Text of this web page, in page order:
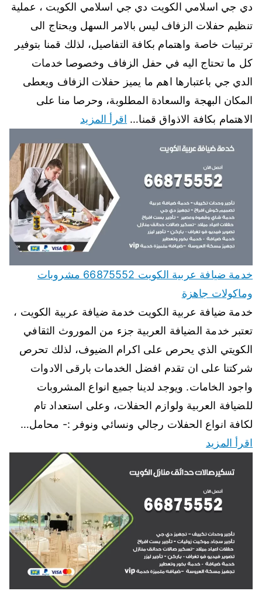
دي جي اسلامي الكويت دي جي اسلامي الكويت ، عملية
تنظيم حفلات الزفاف ليس بالامر السهل ويحتاج الى
ترتيبات خاصة واهتمام بكافة التفاصيل، لذلك قمنا بتوفير
كل ما تحتاج اليه في حفل الزفاف وخصوصا خدمات
الدي جي باعتبارها اهم ما يميز حفلات الزفاف ويعطى
المكان البهجة والسعادة المطلوبة، وحرصا منا على
الاهتمام بكافة الاذواق قمنا… اقرأ المزيد
خدمة ضيافة عربية الكويت 66875552 مشروبات
وماكولات جاهزة
خدمة ضيافة عربية الكويت خدمة ضيافة عربية الكويت ،
تعتبر خدمة الضيافة العربية جزء من الموروث الثقافي
الكويتي الذي يحرص على اكرام الضيوف، لذلك تحرص
شركتنا على ان تقدم افضل الخدمات بارقى الادوات
واجود الخامات. ويوجد لدينا جميع انواع المشروبات
للضيافة العربية ولوازم الحفلات، وعلى استعداد تام
لكافة انواع الحفلات رجالي ونسائي ونوفر :- محامل…
اقرأ المزيد